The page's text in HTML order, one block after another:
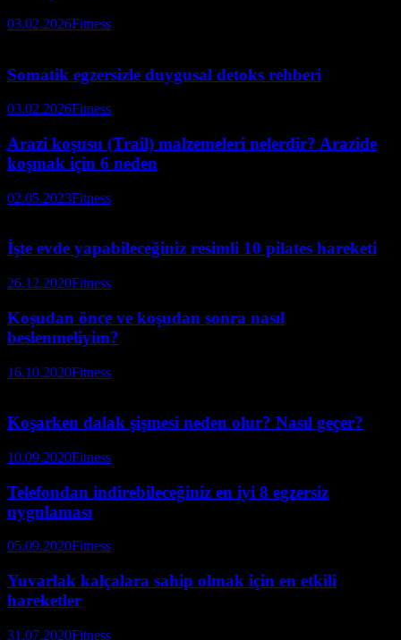
03.02.2026Fitness
Somatik egzersizle duygusal detoks rehberi
03.02.2026Fitness
Arazi koşusu (Trail) malzemeleri nelerdir? Arazide
koşmak için 6 neden
02.05.2023Fitness
İşte evde yapabileceğiniz resimli 10 pilates hareketi
26.12.2020Fitness
Koşudan önce ve koşudan sonra nasıl
beslenmeliyim?
16.10.2020Fitness
Koşarken dalak şişmesi neden olur? Nasıl geçer?
10.09.2020Fitness
Telefondan indirebileceğiniz en iyi 8 egzersiz
uygulaması
05.09.2020Fitness
Yuvarlak kalçalara sahip olmak için en etkili
hareketler
31.07.2020Fitness